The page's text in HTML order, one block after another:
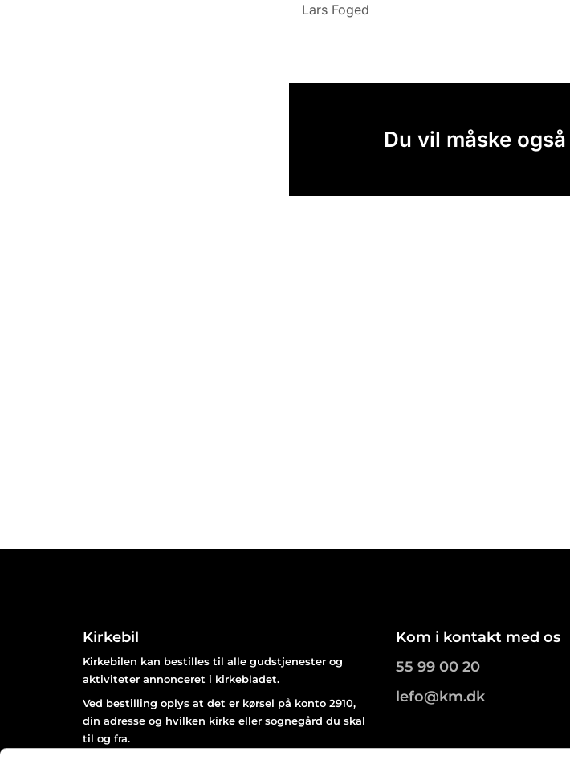
Lars Foged
Du vil måske
Kirkebil
Kirkebilen kan bestilles til alle gudstjenester og
aktiviteter annonceret i kirkebladet.
Ved bestilling oplys at det er kørsel på konto 2910,
din adresse og hvilken kirke eller sognegård du skal
til og fra.
Kom i kontakt med os
55 99 00 20
lefo@km.dk